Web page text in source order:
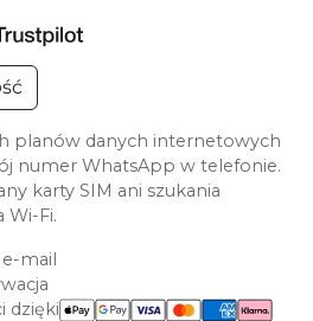
planów danych internetowych
numer WhatsApp w telefonie.
karty SIM ani szukania
Wi-Fi.
mail
dzięki